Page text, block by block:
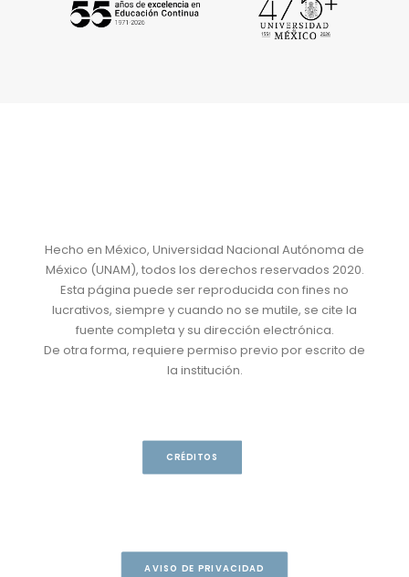
Hecho en México, Universidad Nacional Autónoma de
México (UNAM), todos los derechos reservados 2020.
Esta página puede ser reproducida con fines no
lucrativos, siempre y cuando no se mutile, se cite la
fuente completa y su dirección electrónica.
De otra forma, requiere permiso previo por escrito de
la institución.
CRÉDITOS
AVISO DE PRIVACIDAD